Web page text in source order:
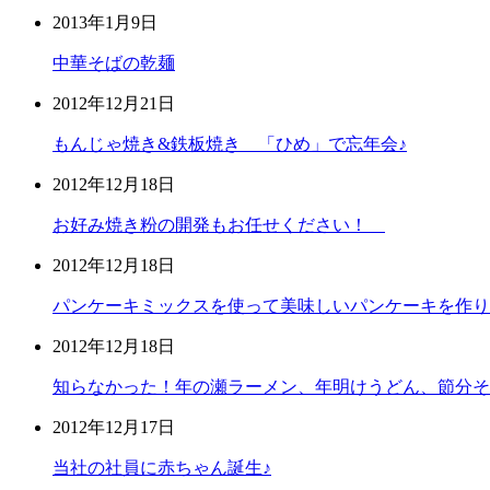
2013年1月9日
中華そばの乾麺
2012年12月21日
もんじゃ焼き&鉄板焼き 「ひめ」で忘年会♪
2012年12月18日
お好み焼き粉の開発もお任せください！
2012年12月18日
パンケーキミックスを使って美味しいパンケーキを作り
2012年12月18日
知らなかった！年の瀬ラーメン、年明けうどん、節分
2012年12月17日
当社の社員に赤ちゃん誕生♪